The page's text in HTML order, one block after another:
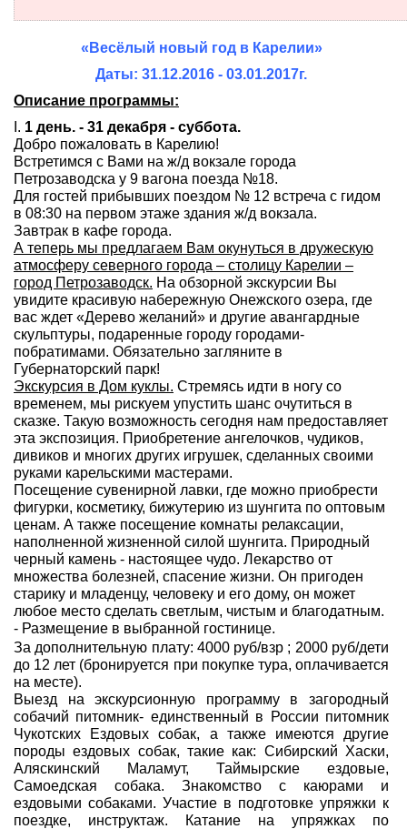
Туры на пароме
Авиабилеты
Туристическая страховка
Услуги
О компании
Отзывы
«Весёлый новый год в Карелии»
Даты: 31.12.2016 - 03.01.2017г.
Описание программы:
1 день. - 31 декабря - суббота.
Добро пожаловать в Карелию!
Встретимся с Вами на ж/д вокзале города
Петрозаводска у 9 вагона поезда №18.
Для гостей прибывших поездом № 12 встреча с гидом
в 08:30 на первом этаже здания ж/д вокзала.
Завтрак в кафе города.
А теперь мы предлагаем Вам окунуться в дружескую
атмосферу северного города – столицу Карелии –
город Петрозаводск. На обзорной экскурсии Вы
увидите красивую набережную Онежского озера, где
вас ждет «Дерево желаний» и другие авангардные
скульптуры, подаренные городу городами-
побратимами. Обязательно загляните в
Губернаторский парк!
Экскурсия в Дом куклы. Стремясь идти в ногу со
временем, мы рискуем упустить шанс очутиться в
сказке. Такую возможность сегодня нам предоставляет
эта экспозиция. Приобретение ангелочков, чудиков,
дивиков и многих других игрушек, сделанных своими
руками карельскими мастерами.
Посещение сувенирной лавки, где можно приобрести
фигурки, косметику, бижутерию из шунгита по оптовым
ценам. А также посещение комнаты релаксации,
наполненной жизненной силой шунгита. Природный
черный камень - настоящее чудо. Лекарство от
множества болезней, спасение жизни. Он пригоден
старику и младенцу, человеку и его дому, он может
любое место сделать светлым, чистым и благодатным.
- Размещение в выбранной гостинице.
За дополнительную плату: 4000 руб/взр ; 2000 руб/дети
до 12 лет (бронируется при покупке тура, оплачивается
на месте).
Выезд на экскурсионную программу в загородный
собачий питомник- единственный в России питомник
Чукотских Ездовых собак, а также имеются другие
породы ездовых собак, такие как: Сибирский Хаски,
Аляскинский Маламут, Таймырские ездовые,
Самоедская собака. Знакомство с каюрами и
ездовыми собаками. Участие в подготовке упряжки к
поездке, инструктаж. Катание на упряжках по